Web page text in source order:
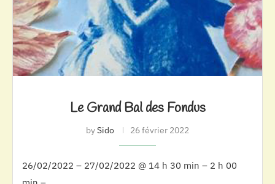
Le Grand Bal des Fondus
bySido 26 février 2022
26/02/2022 – 27/02/2022 @ 14 h 30 min – 2 h 00